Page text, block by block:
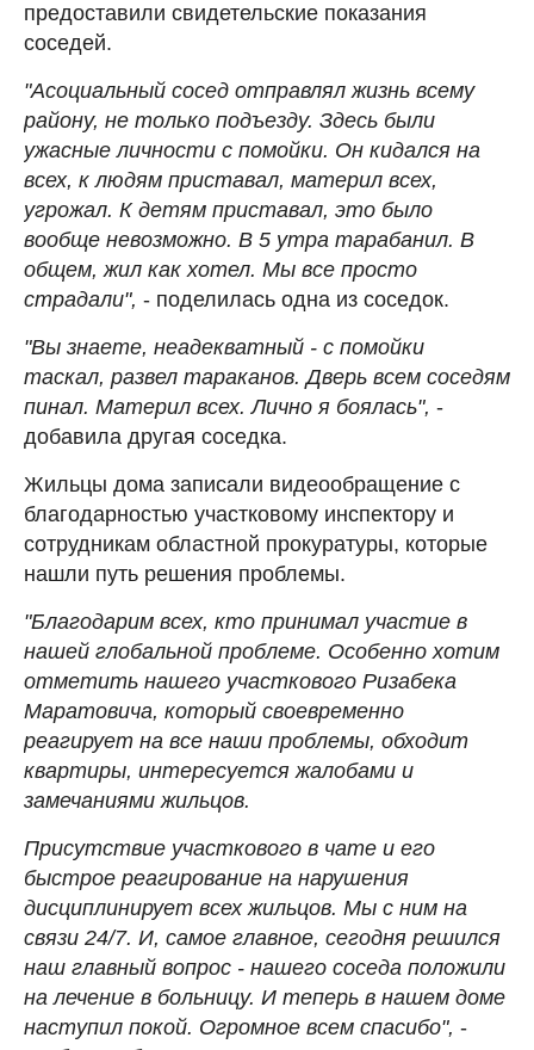
предоставили свидетельские показания
соседей.
"Асоциальный сосед отправлял жизнь всему
району, не только подъезду. Здесь были
ужасные личности с помойки. Он кидался на
всех, к людям приставал, материл всех,
угрожал. К детям приставал, это было
вообще невозможно. В 5 утра тарабанил. В
общем, жил как хотел. Мы все просто
страдали", - поделилась одна из соседок.
"Вы знаете, неадекватный - с помойки
таскал, развел тараканов. Дверь всем соседям
пинал. Материл всех. Лично я боялась", -
добавила другая соседка.
Жильцы дома записали видеообращение с
благодарностью участковому инспектору и
сотрудникам областной прокуратуры, которые
нашли путь решения проблемы.
"Благодарим всех, кто принимал участие в
нашей глобальной проблеме. Особенно хотим
отметить нашего участкового Ризабека
Маратовича, который своевременно
реагирует на все наши проблемы, обходит
квартиры, интересуется жалобами и
замечаниями жильцов.
Присутствие участкового в чате и его
быстрое реагирование на нарушения
дисциплинирует всех жильцов. Мы с ним на
связи 24/7. И, самое главное, сегодня решился
наш главный вопрос - нашего соседа положили
на лечение в больницу. И теперь в нашем доме
наступил покой. Огромное всем спасибо", -